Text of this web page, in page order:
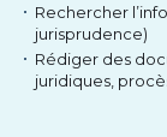
Rechercher
jurisprudence)
Rédiger des
juridiques,